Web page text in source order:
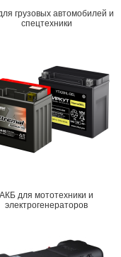
грузовых автомобилей и
спецтехники
АКБ для мототехники и
электрогенераторов